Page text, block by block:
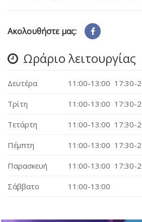
Ακολουθήστε μας:
Ωράριο λειτουργίας
Δευτέρα 11:00-13:00 17:30-
Τρίτη 11:00-13:00 17:30-
Τετάρτη 11:00-13:00 17:30-
Πέμπτη 11:00-13:00 17:30-
Παρασκευή 11:00-13:00 17:30-
Σάββατο 11:00-13:00